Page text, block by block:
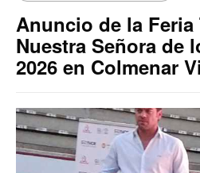
Anuncio de la Feria
Nuestra Señora de
2026 en Colmenar